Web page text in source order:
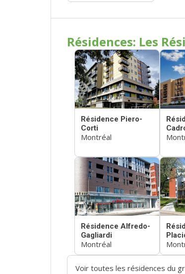
Résidences: Les
Résidence Piero-
Corti
Montréal
Résidence Alfredo-
Gagliardi
Montréal
Voir toutes les résidences du